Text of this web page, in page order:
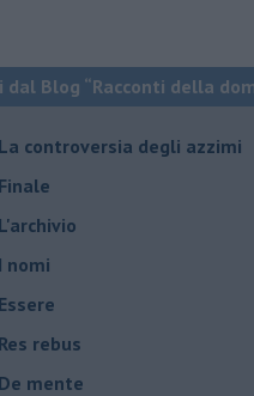
Blog “Racconti della
La controversia degli azzimi
Finale
L'archivio
I nomi
Essere
Res rebus
De mente